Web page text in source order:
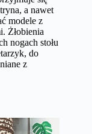
a nawet
modele z
Żłobienia
nogach stołu
do
z